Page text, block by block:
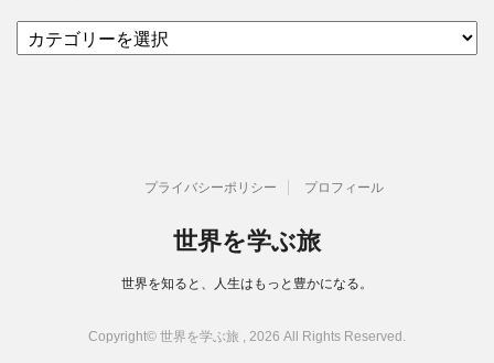
テ
プライバシーポリシー プロフィール
世界を学ぶ旅
世界を知ると、人生はもっと豊かになる。
Copyright© 世界を学ぶ旅 , 2026 All Rights Reserved.